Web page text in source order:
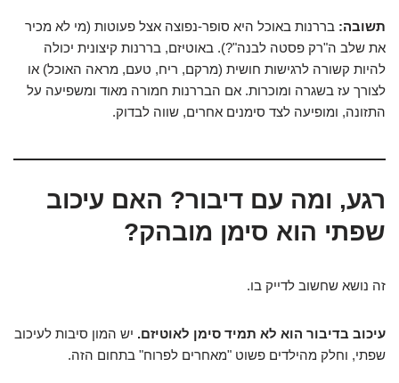
תשובה: בררנות באוכל היא סופר-נפוצה אצל פעוטות (מי לא מכיר
את שלב ה"רק פסטה לבנה"?). באוטיזם, בררנות קיצונית יכולה
להיות קשורה לרגישות חושית (מרקם, ריח, טעם, מראה האוכל) או
לצורך עז בשגרה ומוכרות. אם הבררנות חמורה מאוד ומשפיעה על
התזונה, ומופיעה לצד סימנים אחרים, שווה לבדוק.
רגע, ומה עם דיבור? האם עיכוב
שפתי הוא סימן מובהק?
זה נושא שחשוב לדייק בו.
עיכוב בדיבור הוא לא תמיד סימן לאוטיזם. יש המון סיבות לעיכוב
שפתי, וחלק מהילדים פשוט "מאחרים לפרוח" בתחום הזה.